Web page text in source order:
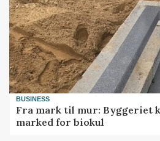
BUSINESS
Fra mark til mur: Byggeriet
marked for biokul